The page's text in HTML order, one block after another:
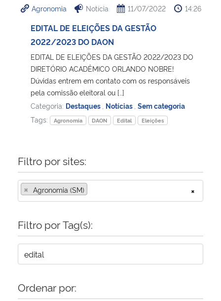
Ministério da Cidadania
Ministério de Minas e Energia
Ministério da Ciência, Tecnologia, Inovações e Comunicações
Ministério do Meio Ambiente
Ministério do Desenvolvimento Regional
Controladoria-Geral da União
Secretaria-Geral
Gabinete de Segurança Institucional
Agronomia Notícia 11/07/2022 14:26
EDITAL DE ELEIÇÕES DA GESTÃO
2022/2023 DO DAON
EDITAL DE ELEIÇÕES DA GESTÃO 2022/2023 DO
DIRETÓRIO ACADÊMICO ORLANDO NOBRE!
Dúvidas entrem em contato com os responsáveis
pela comissão eleitoral ou […]
Categoria: Destaques Notícias Sem categoria
Tags:
Agronomia DAON Edital Eleições
Filtro por sites:
×
× Agronomia (SM)
Filtro por Tag(s):
Ordenar por: